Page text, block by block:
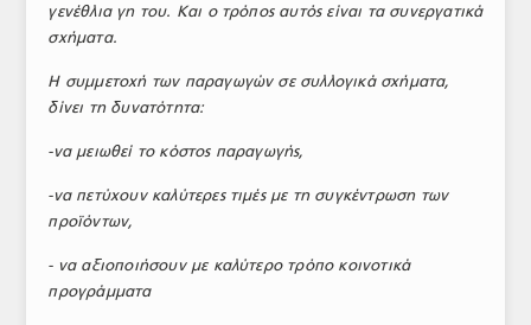
γενέθλια γη του. Και ο τρόπος αυτός είναι τα συνεργατικά
σχήματα.
Η συμμετοχή των παραγωγών σε συλλογικά σχήματα,
δίνει τη δυνατότητα:
-να μειωθεί το κόστος παραγωγής,
-να πετύχουν καλύτερες τιμές με τη συγκέντρωση των
προϊόντων,
- να αξιοποιήσουν με καλύτερο τρόπο κοινοτικά
προγράμματα